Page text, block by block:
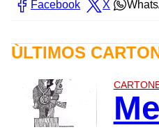
Facebook X
ÙLTIMOS